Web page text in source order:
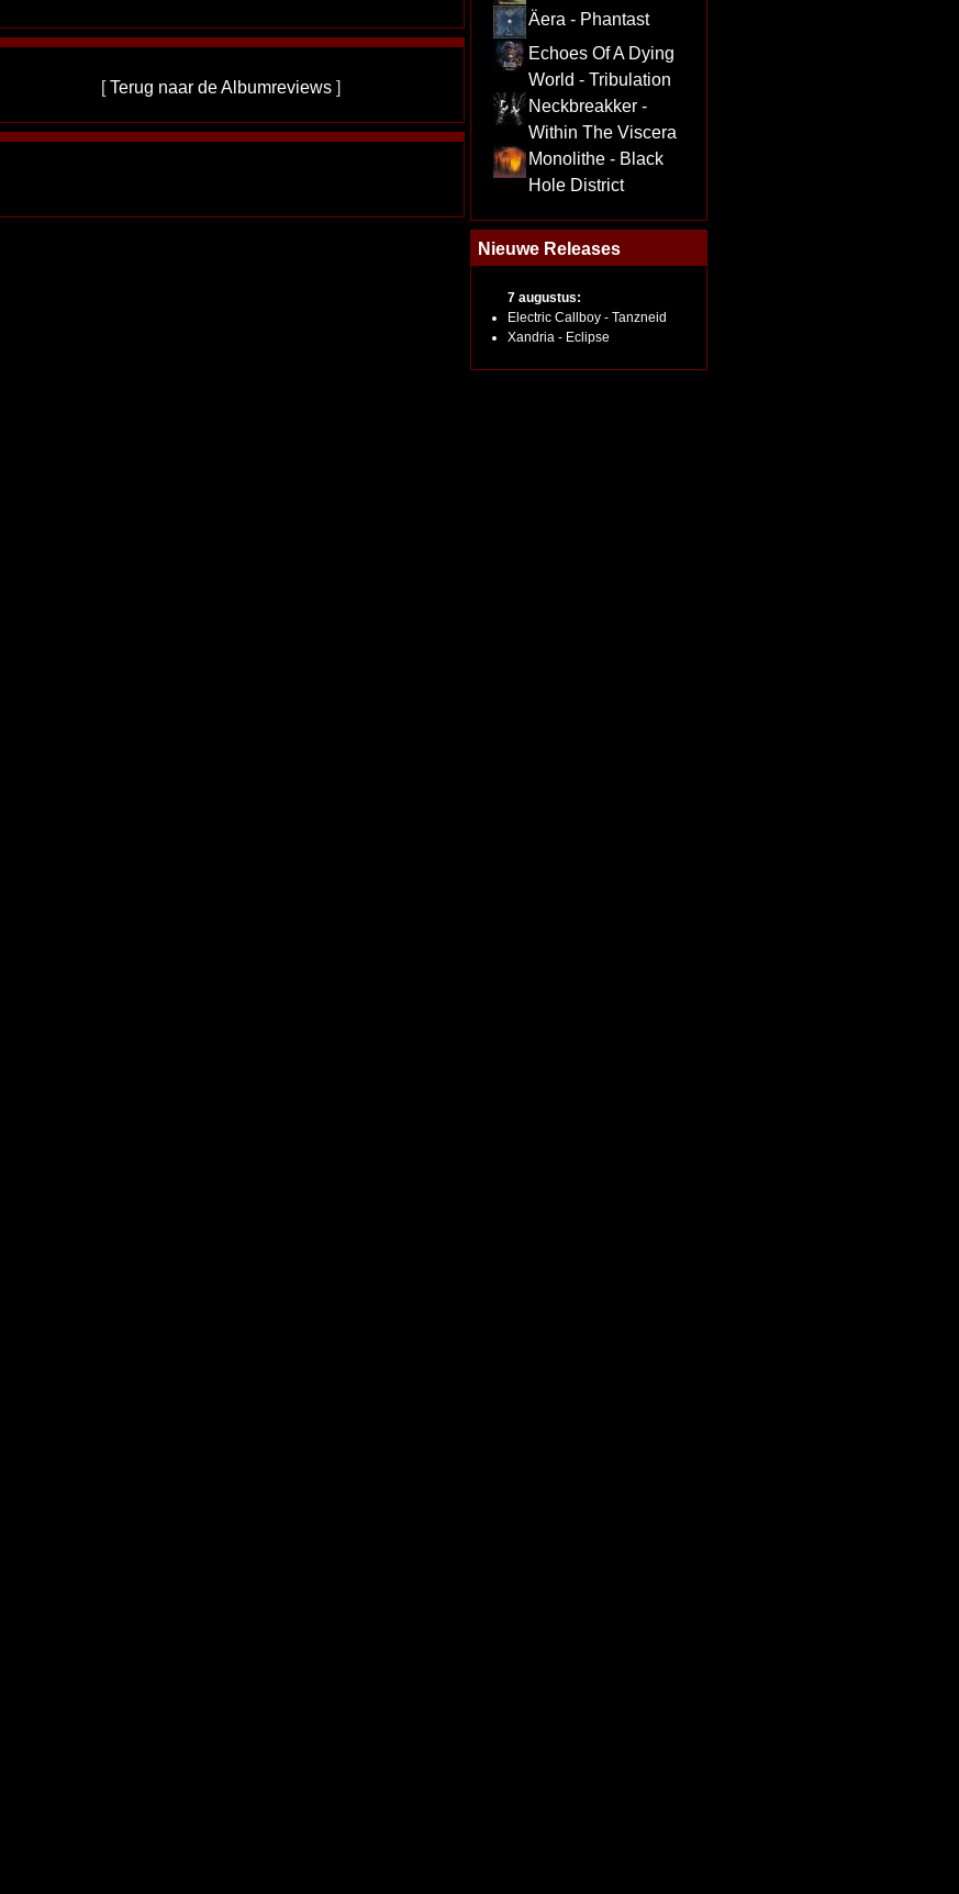
[Terug naar de Albumreviews ]
Äera - Phantast
Echoes Of A Dying
World - Tribulation
Neckbreakker -
Within The Viscera
Monolithe - Black
Hole District
Nieuwe Releases
7 augustus:
Electric Callboy - Tanzneid
Xandria - Eclipse